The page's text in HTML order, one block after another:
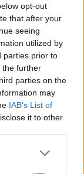
opt-out
that after your
seeing
utilized by
parties prior to
the further
parties on the
may
IAB’s List of
it to other